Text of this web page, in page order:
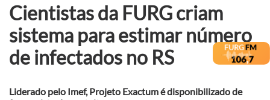
Cientistas da FURG criam
sistema para estimar número
de infectados no RS
Liderado pelo Imef, Projeto Exactum é disponibilizado de